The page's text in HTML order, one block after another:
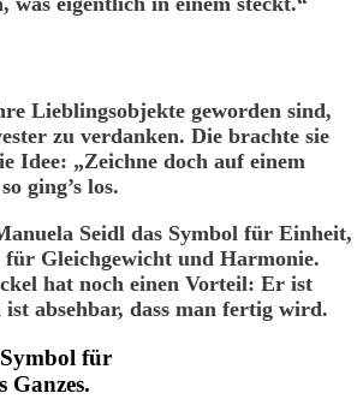
Lieblingsobjekte geworden sind,
zu verdanken. Die brachte sie
Idee: „Zeichne doch auf einem
ging’s los.
Seidl das Symbol für Einheit,
für Gleichgewicht und Harmonie.
hat noch einen Vorteil: Er ist
absehbar, dass man fertig wird.
für
Ganzes.